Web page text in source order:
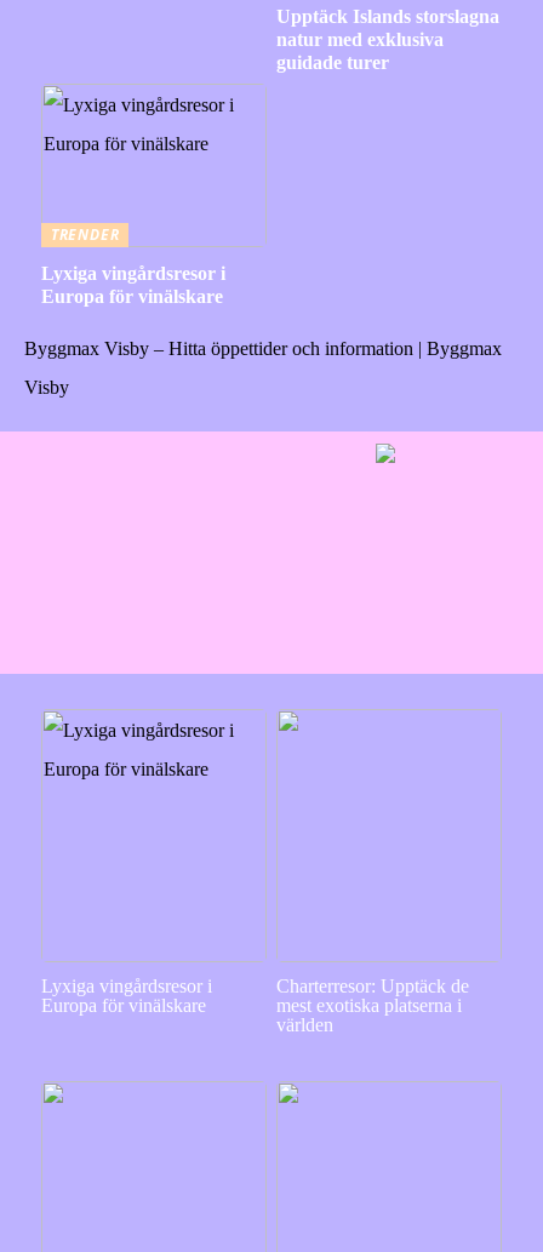
Upptäck Islands storslagna
natur med exklusiva
guidade turer
TRENDER
Lyxiga vingårdsresor i
Europa för vinälskare
Byggmax Visby – Hitta öppettider och information | Byggmax
Visby
Lyxiga vingårdsresor i
Europa för vinälskare
Charterresor: Upptäck de
mest exotiska platserna i
världen